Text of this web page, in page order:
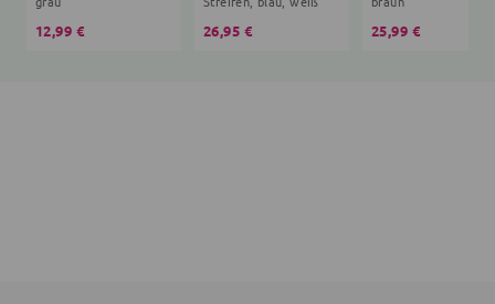
12,99 € 26,95 € 25,99 €